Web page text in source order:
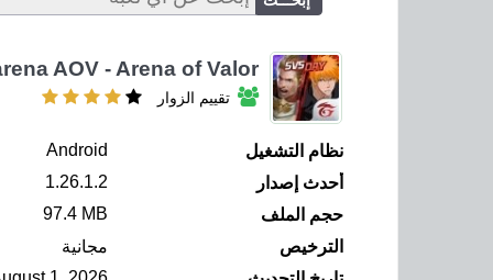
AOV - Arena of Valor
تقييم الزوار
نظام التشغيل
Android
أحدث إصدار
1.26.1.2
حجم الملف
97.4 MB
الترخيص
مجانية